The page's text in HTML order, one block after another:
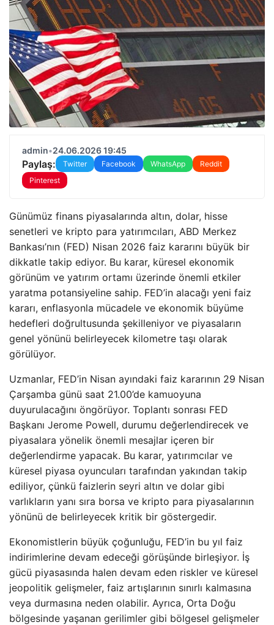
admin•24.06.2026 19:45
Paylaş: Twitter Facebook WhatsApp
Reddit
Pinterest
Günümüz finans piyasalarında altın, dolar, hisse
senetleri ve kripto para yatırımcıları, ABD Merkez
Bankası’nın (FED) Nisan 2026 faiz kararını büyük bir
dikkatle takip ediyor. Bu karar, küresel ekonomik
görünüm ve yatırım ortamı üzerinde önemli etkiler
yaratma potansiyeline sahip. FED’in alacağı yeni faiz
kararı, enflasyonla mücadele ve ekonomik büyüme
hedefleri doğrultusunda şekilleniyor ve piyasaların
genel yönünü belirleyecek kilometre taşı olarak
görülüyor.
Uzmanlar, FED’in Nisan ayındaki faiz kararının 29 Nisan
Çarşamba günü saat 21.00’de kamuoyuna
duyurulacağını öngörüyor. Toplantı sonrası FED
Başkanı Jerome Powell, durumu değerlendirecek ve
piyasalara yönelik önemli mesajlar içeren bir
değerlendirme yapacak. Bu karar, yatırımcılar ve
küresel piyasa oyuncuları tarafından yakından takip
ediliyor, çünkü faizlerin seyri altın ve dolar gibi
varlıkların yanı sıra borsa ve kripto para piyasalarının
yönünü de belirleyecek kritik bir göstergedir.
Ekonomistlerin büyük çoğunluğu, FED’in bu yıl faiz
indirimlerine devam edeceği görüşünde birleşiyor. İş
gücü piyasasında halen devam eden riskler ve küresel
jeopolitik gelişmeler, faiz artışlarının sınırlı kalmasına
veya durmasına neden olabilir. Ayrıca, Orta Doğu
bölgesinde yaşanan gerilimler gibi bölgesel gelişmeler